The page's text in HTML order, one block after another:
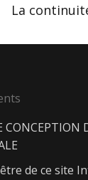
La
CONCEPTION
de ce site